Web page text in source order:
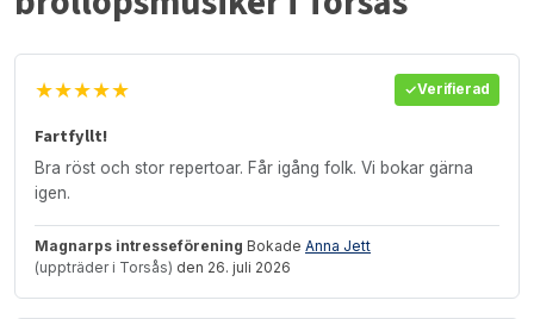
★★★★★ Verifierad
Fartfyllt!
Bra röst och stor repertoar. Får igång folk. Vi bokar gärna
igen.
Magnarps intresseförening Bokade Anna Jett
(uppträder i Torsås) den 26. juli 2026